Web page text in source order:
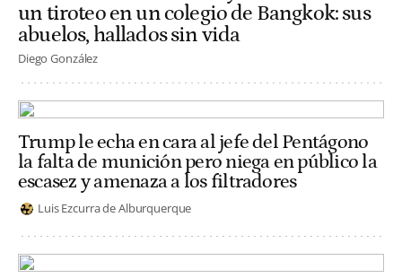
un tiroteo en un colegio de Bangkok: sus
abuelos, hallados sin vida
Diego González
Trump le echa en cara al jefe del Pentágono
la falta de munición pero niega en público la
escasez y amenaza a los filtradores
Luis Ezcurra de Alburquerque